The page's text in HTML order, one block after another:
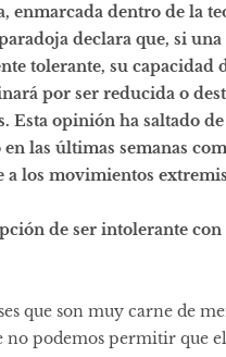
enmarcada dentro de la
declara que, si una
tolerante, su capacidad
por ser reducida o
Esta opinión ha saltado
las últimas semanas
a los movimientos
de ser intolerante con
que son muy carne de
no podemos permitir que